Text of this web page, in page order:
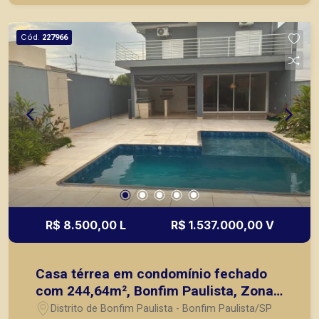
Preto.
Cód. 227966
R$ 8.500,00 L R$ 1.537.000,00 V
Casa térrea em condomínio fechado
com 244,64m², Bonfim Paulista, Zona
Sul de Ribeirão Preto/SP.
Distrito de Bonfim Paulista - Bonfim Paulista/SP